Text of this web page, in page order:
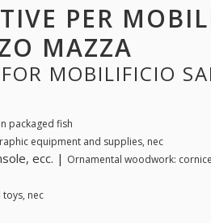
PER
MAZZA
MOBILIFICIO
packaged fish
equipment and supplies, nec
ecc. | Ornamental woodwork:
nec